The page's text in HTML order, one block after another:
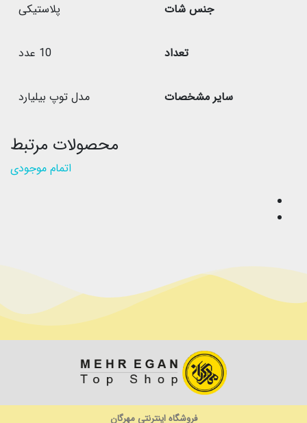
جنس شات پلاستیکی
تعداد 10 عدد
سایر مشخصات مدل توپ بیلیارد
محصولات مرتبط
اتمام موجودی
فروشگاه اینترنتی مهرگان